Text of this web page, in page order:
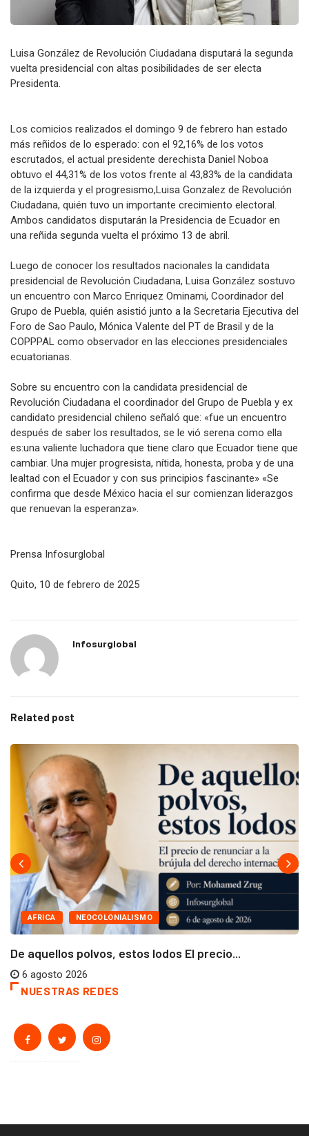
Luisa González de Revolución Ciudadana disputará la segunda
vuelta presidencial con altas posibilidades de ser electa
Presidenta.
Los comicios realizados el domingo 9 de febrero han estado
más reñidos de lo esperado: con el 92,16% de los votos
escrutados, el actual presidente derechista Daniel Noboa
obtuvo el 44,31% de los votos frente al 43,83% de la candidata
de la izquierda y el progresismo,Luisa Gonzalez de Revolución
Ciudadana, quién tuvo un importante crecimiento electoral.
Ambos candidatos disputarán la Presidencia de Ecuador en
una reñida segunda vuelta el próximo 13 de abril.
Luego de conocer los resultados nacionales la candidata
presidencial de Revolución Ciudadana, Luisa González sostuvo
un encuentro con Marco Enriquez Ominami, Coordinador del
Grupo de Puebla, quién asistió junto a la Secretaria Ejecutiva del
Foro de Sao Paulo, Mónica Valente del PT de Brasil y de la
COPPPAL como observador en las elecciones presidenciales
ecuatorianas.
Sobre su encuentro con la candidata presidencial de
Revolución Ciudadana el coordinador del Grupo de Puebla y ex
candidato presidencial chileno señaló que: «fue un encuentro
después de saber los resultados, se le vió serena como ella
es:una valiente luchadora que tiene claro que Ecuador tiene que
cambiar. Una mujer progresista, nítida, honesta, proba y de una
lealtad con el Ecuador y con sus principios fascinante» «Se
confirma que desde México hacia el sur comienzan liderazgos
que renuevan la esperanza».
Prensa Infosurglobal
Quito, 10 de febrero de 2025
Infosurglobal
Related post
AFRICA NEOCOLONIALISMO
De aquellos polvos, estos lodos El precio...
6 agosto 2026
NUESTRAS REDES